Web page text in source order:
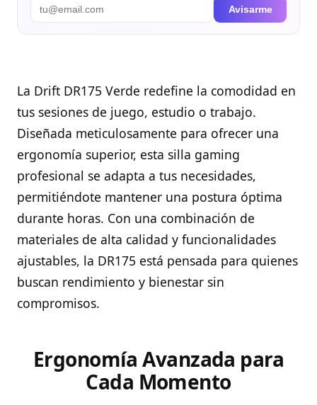
Avisarme
La Drift DR175 Verde redefine la comodidad en
tus sesiones de juego, estudio o trabajo.
Diseñada meticulosamente para ofrecer una
ergonomía superior, esta silla gaming
profesional se adapta a tus necesidades,
permitiéndote mantener una postura óptima
durante horas. Con una combinación de
materiales de alta calidad y funcionalidades
ajustables, la DR175 está pensada para quienes
buscan rendimiento y bienestar sin
compromisos.
Ergonomía Avanzada para
Cada Momento